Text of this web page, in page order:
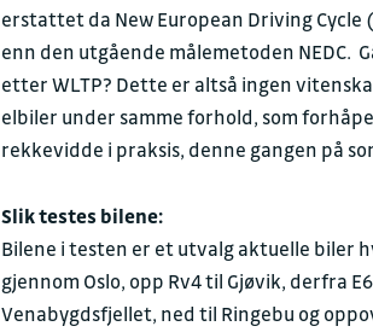
erstattet da New European Driving Cycle
enn den utgående målemetoden NEDC.
etter WLTP? Dette er altså ingen
elbiler under samme forhold, som
rekkevidde i praksis, denne gangen på
Slik testes bilene:
Bilene i testen er et utvalg aktuelle biler
gjennom Oslo, opp Rv4 til Gjøvik, derfra
Venabygdsfjellet, ned til Ringebu og